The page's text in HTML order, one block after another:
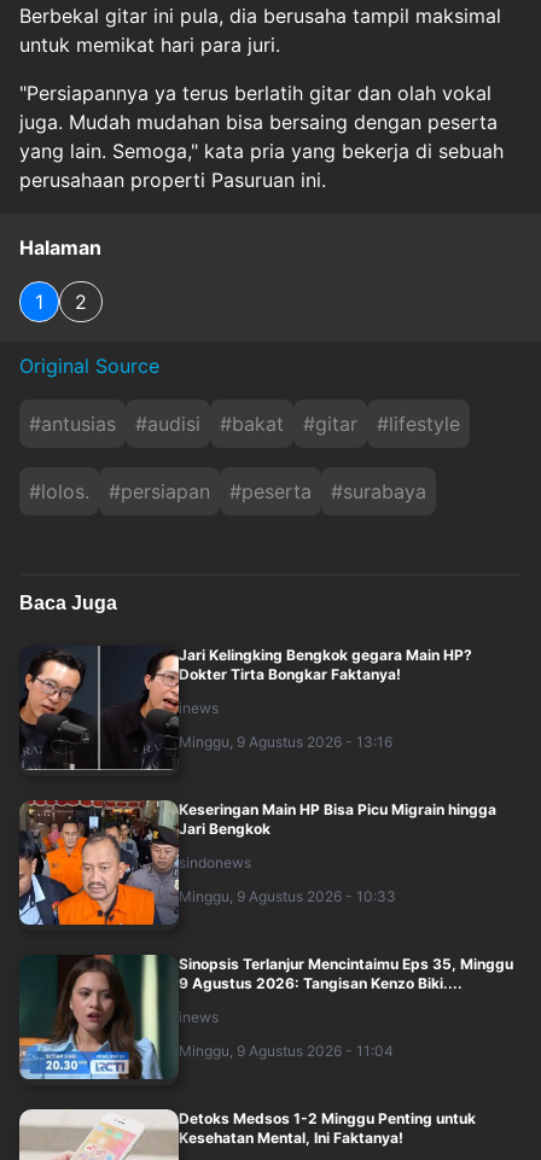
Berbekal gitar ini pula, dia berusaha tampil maksimal
untuk memikat hari para juri.
"Persiapannya ya terus berlatih gitar dan olah vokal
juga. Mudah mudahan bisa bersaing dengan peserta
yang lain. Semoga," kata pria yang bekerja di sebuah
perusahaan properti Pasuruan ini.
Halaman
1 2
Original Source
#antusias #audisi #bakat #gitar #lifestyle
#lolos. #persiapan #peserta #surabaya
Baca Juga
Jari Kelingking Bengkok gegara Main HP?
Dokter Tirta Bongkar Faktanya!
inews
Minggu, 9 Agustus 2026 - 13:16
Keseringan Main HP Bisa Picu Migrain hingga
Jari Bengkok
sindonews
Minggu, 9 Agustus 2026 - 10:33
Sinopsis Terlanjur Mencintaimu Eps 35, Minggu
9 Agustus 2026: Tangisan Kenzo Biki....
inews
Minggu, 9 Agustus 2026 - 11:04
Detoks Medsos 1-2 Minggu Penting untuk
Kesehatan Mental, Ini Faktanya!